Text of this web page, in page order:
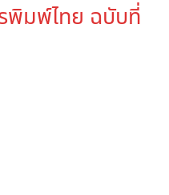
พิมพ์ไทย ฉบับที่